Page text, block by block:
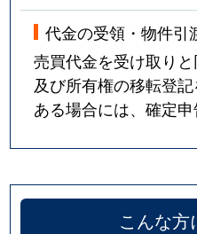
代金の受領・物件引
売買代金を受け取り
及び所有権の移転登
ある場合には、確定申
こんな方